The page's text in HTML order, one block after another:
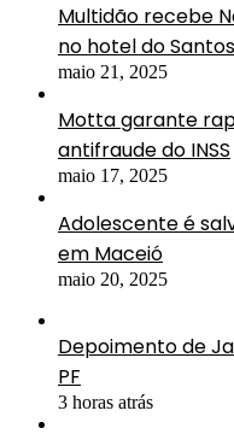
Multidão recebe
no hotel do Santos
maio 21, 2025
Motta garante
antifraude do INSS
maio 17, 2025
Adolescente é
em Maceió
maio 20, 2025
Depoimento de
PF
3 horas atrás